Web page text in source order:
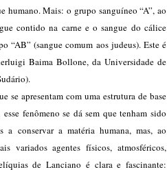
humano. Mais: o grupo sanguíneo “A”, ao
contido na carne e o sangue do cálice
“AB” (sangue comum aos judeus). Este é
Baima Bollone, da Universidade de
se apresentam com uma estrutura de base
fenômeno se dá sem que tenham sido
a conservar a matéria humana, mas, ao
variados agentes físicos, atmosféricos,
de Lanciano é clara e fascinante: